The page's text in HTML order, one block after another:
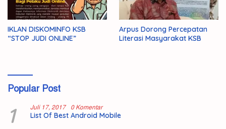
IKLAN DISKOMINFO KSB
“STOP JUDI ONLINE”
Arpus Dorong Percepatan
Literasi Masyarakat KSB
Popular Post
1 Juli 17, 2017 0 Komentar
List Of Best Android Mobile